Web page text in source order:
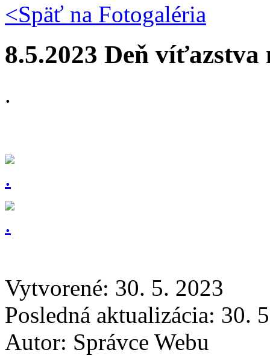
<Späť na Fotogaléria
8.5.2023 Deň víťazstva
.
Vytvorené: 30. 5. 2023
Posledná aktualizácia: 30.
Autor: Správce Webu